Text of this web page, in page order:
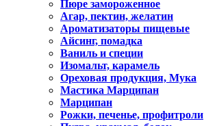
Пюре замороженное
Агар, пектин, желатин
Ароматизаторы пищевые
Айсинг, помадка
Ваниль и специи
Изомальт, карамель
Ореховая продукция, Мука
Мастика Марципан
Марципан
Рожки, печенье, профитроли